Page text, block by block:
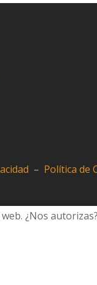
– Política de
¿Nos autorizas?